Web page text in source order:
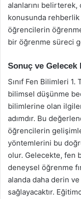
alanlarını
konusunda
öğrencilerin
bir öğrenme süreci
Sonuç ve Gelecek
Sınıf Fen Bilimleri
bilimsel düşünme
bilimlerine olan
adımdır. Bu
öğrencilerin
yöntemlerini bu
olur. Gelecekte, fen
deneysel öğrenme
alanda daha derin ve
sağlayacaktır.